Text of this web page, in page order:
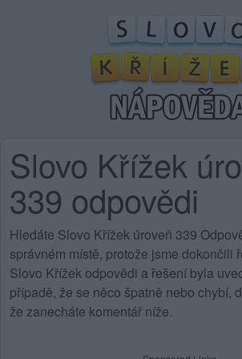
Slovo Křížek
339 odpovědi
Hledáte Slovo Křížek úroveň 339
správném místě, protože jsme dokončili
Slovo Křížek odpovědi a řešení byla
případě, že se něco špatně nebo chybí,
že zanecháte komentář níže.